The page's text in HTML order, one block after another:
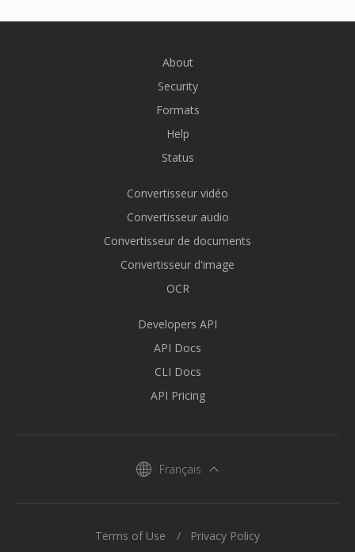
About
Security
Formats
Help
Status
Convertisseur vidéo
Convertisseur audio
Convertisseur de documents
Convertisseur d'image
OCR
Developers API
API Docs
CLI Docs
API Pricing
Français
Terms of Use Privacy Policy